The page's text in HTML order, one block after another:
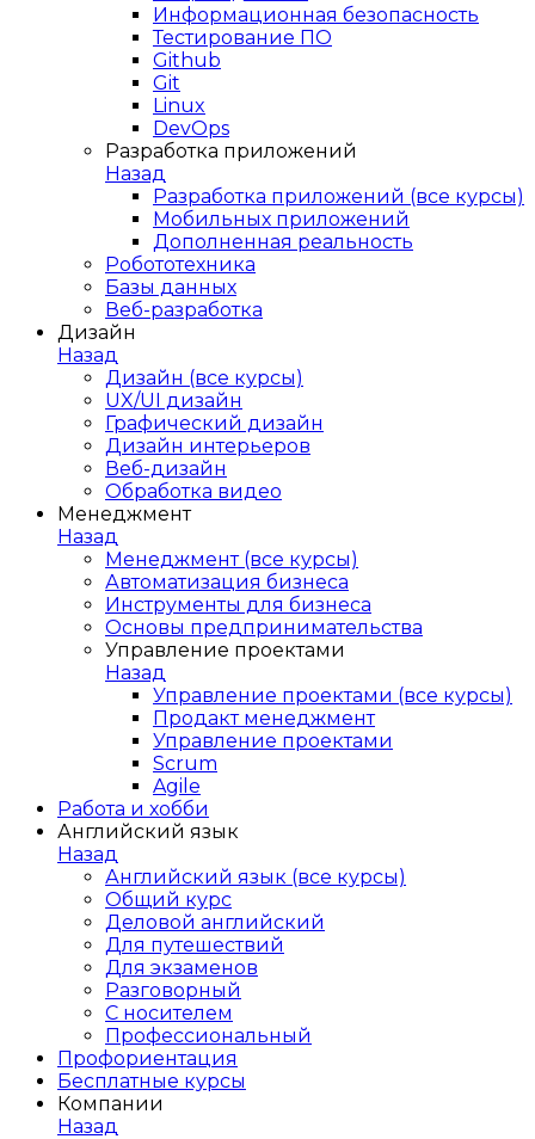
Информационная безопасность
Тестирование ПО
Github
Git
Linux
DevOps
Разработка приложений
Назад
Разработка приложений (все курсы)
Мобильных приложений
Дополненная реальность
Робототехника
Базы данных
Веб-разработка
Дизайн
Назад
Дизайн (все курсы)
UX/UI дизайн
Графический дизайн
Дизайн интерьеров
Веб-дизайн
Обработка видео
Менеджмент
Назад
Менеджмент (все курсы)
Автоматизация бизнеса
Инструменты для бизнеса
Основы предпринимательства
Управление проектами
Назад
Управление проектами (все курсы)
Продакт менеджмент
Управление проектами
Scrum
Agile
Работа и хобби
Английский язык
Назад
Английский язык (все курсы)
Общий курс
Деловой английский
Для путешествий
Для экзаменов
Разговорный
С носителем
Профессиональный
Профориентация
Бесплатные курсы
Компании
Назад